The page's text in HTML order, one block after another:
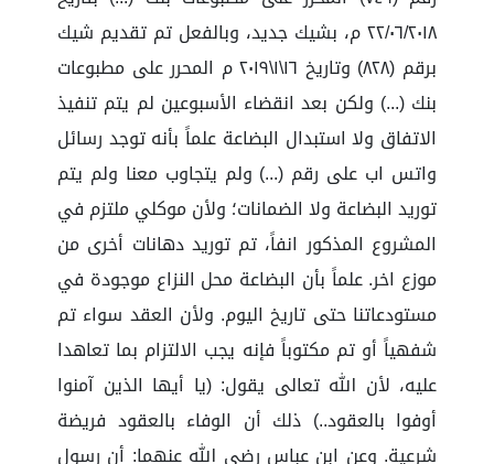
٢٢/٠٦/٢٠١٨ م، بشيك جديد، وبالفعل تم تقديم شيك
برقم (٨٢٨) وتاريخ ١٦\١\٢٠١٩ م المحرر على مطبوعات
بنك (...) ولكن بعد انقضاء الأسبوعين لم يتم تنفيذ
الاتفاق ولا استبدال البضاعة علماً بأنه توجد رسائل
واتس اب على رقم (...) ولم يتجاوب معنا ولم يتم
توريد البضاعة ولا الضمانات؛ ولأن موكلي ملتزم في
المشروع المذكور انفاً، تم توريد دهانات أخرى من
موزع اخر. علماً بأن البضاعة محل النزاع موجودة في
مستودعاتنا حتى تاريخ اليوم. ولأن العقد سواء تم
شفهياً أو تم مكتوباً فإنه يجب الالتزام بما تعاهدا
عليه، لأن الله تعالى يقول: (يا أيها الذين آمنوا
أوفوا بالعقود..) ذلك أن الوفاء بالعقود فريضة
شرعية. وعن ابن عباسٍ رضي الله عنهما: أن رسول